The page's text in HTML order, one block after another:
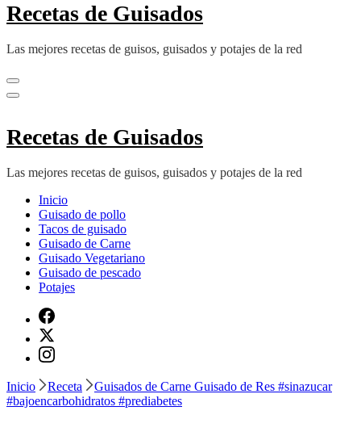
Recetas de Guisados
Las mejores recetas de guisos, guisados y potajes de la red
Recetas de Guisados
Las mejores recetas de guisos, guisados y potajes de la red
Inicio
Guisado de pollo
Tacos de guisado
Guisado de Carne
Guisado Vegetariano
Guisado de pescado
Potajes
Inicio Receta
Guisados de Carne Guisado de Res #sinazucar
#bajoencarbohidratos #prediabetes